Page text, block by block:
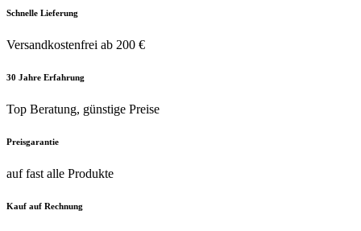
Schnelle Lieferung
Versandkostenfrei ab 200 €
30 Jahre Erfahrung
Top Beratung, günstige Preise
Preisgarantie
auf fast alle Produkte
Kauf auf Rechnung